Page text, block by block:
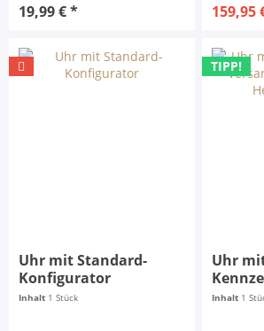
19,99 € * 159,95
Uhr mit Standard-
Konfigurator
Inhalt 1 Stück
TIPP!
Uhr
Inhalt 1